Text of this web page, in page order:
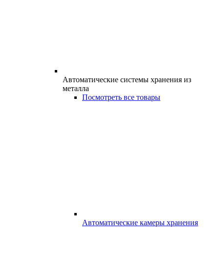
Автоматические системы хранения из
металла
Посмотреть все товары
Автоматические камеры хранения